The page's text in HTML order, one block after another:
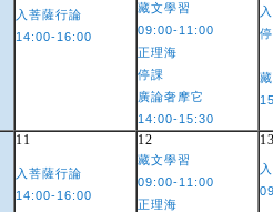
入菩薩行論
14:00-16:00
藏文學習
09:00-11:00
正理海
停課
廣論奢摩它
14:00-15:30
11
入菩薩行論
14:00-16:00
12
藏文學習
09:00-11:00
正理海